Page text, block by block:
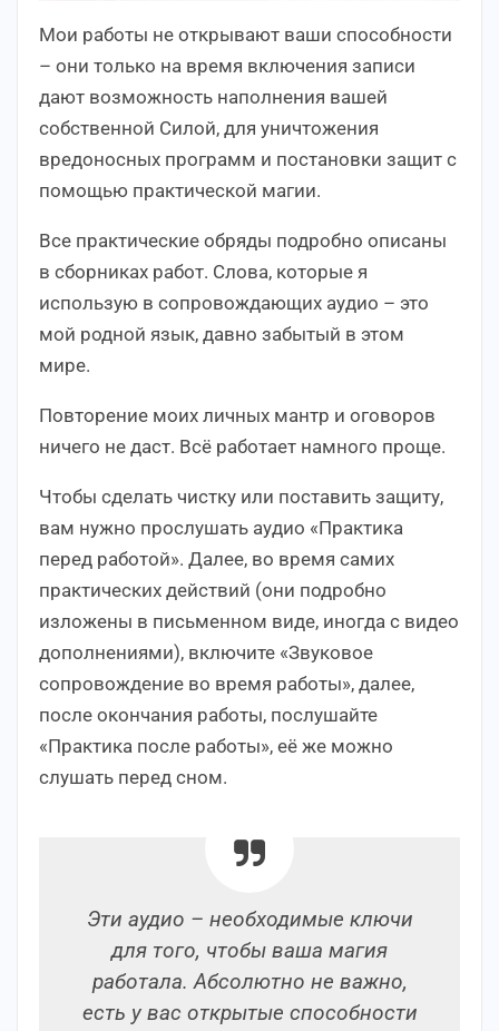
Мои работы не открывают ваши способности
– они только на время включения записи
дают возможность наполнения вашей
собственной Силой, для уничтожения
вредоносных программ и постановки защит с
помощью практической магии.
Все практические обряды подробно описаны
в сборниках работ. Слова, которые я
использую в сопровождающих аудио – это
мой родной язык, давно забытый в этом
мире.
Повторение моих личных мантр и оговоров
ничего не даст. Всё работает намного проще.
Чтобы сделать чистку или поставить защиту,
вам нужно прослушать аудио «Практика
перед работой». Далее, во время самих
практических действий (они подробно
изложены в письменном виде, иногда с видео
дополнениями), включите «Звуковое
сопровождение во время работы», далее,
после окончания работы, послушайте
«Практика после работы», её же можно
слушать перед сном.
Эти аудио – необходимые ключи
для того, чтобы ваша магия
работала. Абсолютно не важно,
есть у вас открытые способности